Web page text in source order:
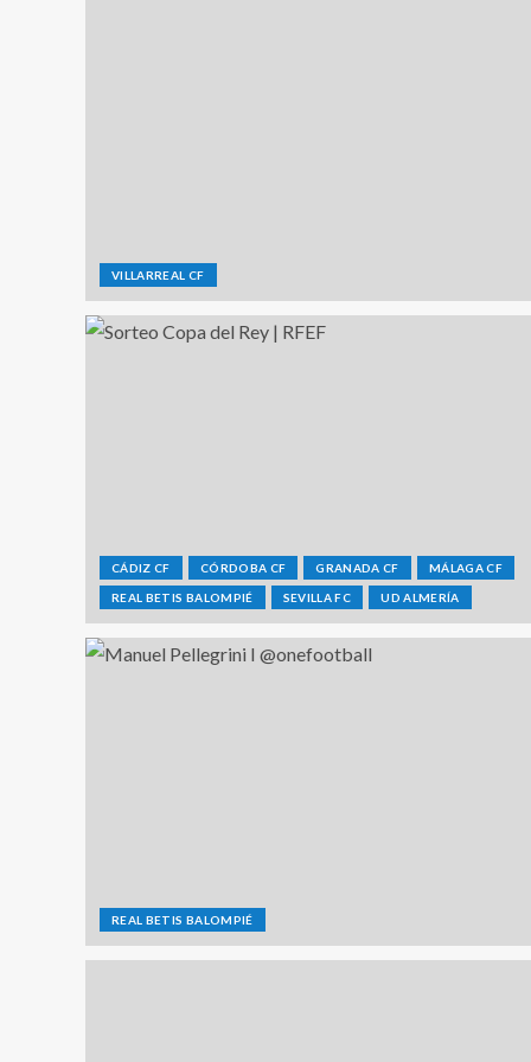
VILLARREAL CF
CÁDIZ CF CÓRDOBA CF GRANADA CF MÁLAGA CF
REAL BETIS BALOMPIÉ SEVILLA FC UD ALMERÍA
REAL BETIS BALOMPIÉ